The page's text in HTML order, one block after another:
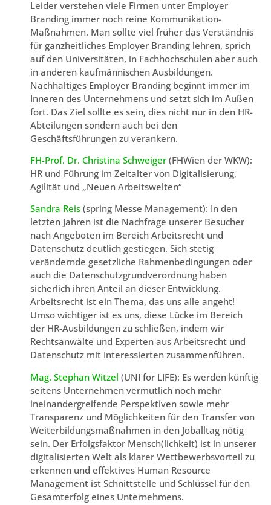
Leider verstehen viele Firmen unter Employer
Branding immer noch reine Kommunikation-
Maßnahmen. Man sollte viel früher das Verständnis
für ganzheitliches Employer Branding lehren, sprich
auf den Universitäten, in Fachhochschulen aber auch
in anderen kaufmännischen Ausbildungen.
Nachhaltiges Employer Branding beginnt immer im
Inneren des Unternehmens und setzt sich im Außen
fort. Das Ziel sollte es sein, dies nicht nur in den HR-
Abteilungen sondern auch bei den
Geschäftsführungen zu verankern.
FH-Prof. Dr. Christina Schweiger (FHWien der WKW):
HR und Führung im Zeitalter von Digitalisierung,
Agilität und „Neuen Arbeitswelten“
Sandra Reis (spring Messe Management): In den
letzten Jahren ist die Nachfrage unserer Besucher
nach Angeboten im Bereich Arbeitsrecht und
Datenschutz deutlich gestiegen. Sich stetig
verändernde gesetzliche Rahmenbedingungen oder
auch die Datenschutzgrundverordnung haben
sicherlich ihren Anteil an dieser Entwicklung.
Arbeitsrecht ist ein Thema, das uns alle angeht!
Umso wichtiger ist es uns, diese Lücke im Bereich
der HR-Ausbildungen zu schließen, indem wir
Rechtsanwälte und Experten aus Arbeitsrecht und
Datenschutz mit Interessierten zusammenführen.
Mag. Stephan Witzel (UNI for LIFE): Es werden künftig
seitens Unternehmen vermutlich noch mehr
ineinandergreifende Perspektiven sowie mehr
Transparenz und Möglichkeiten für den Transfer von
Weiterbildungsmaßnahmen in den Joballtag nötig
sein. Der Erfolgsfaktor Mensch(lichkeit) ist in unserer
digitalisierten Welt als klarer Wettbewerbsvorteil zu
erkennen und effektives Human Resource
Management ist Schnittstelle und Schlüssel für den
Gesamterfolg eines Unternehmens.